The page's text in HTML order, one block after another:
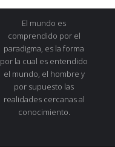
El mundo es
comprendido por el
paradigma, es la forma
por la cual es entendido
el mundo, el hombre y
por supuesto las
realidades cercanas al
conocimiento.